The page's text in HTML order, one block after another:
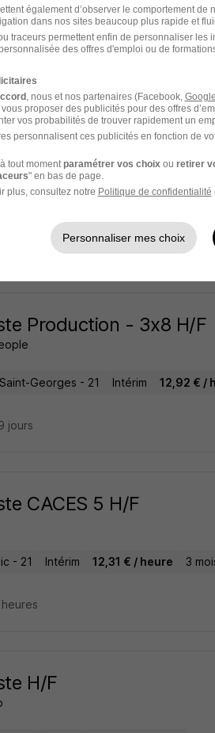
Georges - 21 Intérim 1 867,02
H/F
Production - 3x8 H/F
Georges - 21 Intérim 12,92 € /
jours
CACES 5 H/F
- 21 Intérim 12,31 € / heure 3
H/F
également d’observer le comportement
dans nos sites beaucoup plus rapide et
traceurs permettent enfin de personnaliser les
des offres d'emploi ou de
, nous et nos partenaires (Facebook,
proposer des publicités pour des offres
vos probabilités de trouver rapidement un
personnalisent ces publicités en fonction de
tout moment paramétrer vos choix ou retirer
" en bas de page.
plus, consultez notre Politique de confidentialité
Personnaliser mes choix